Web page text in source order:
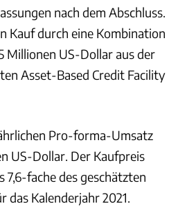
nach dem Abschluss.
Kauf durch eine Kombination
Millionen US-Dollar aus der
Asset-Based Credit Facility
Pro-forma-Umsatz
US-Dollar. Der Kaufpreis
fache des geschätzten
das Kalenderjahr 2021.